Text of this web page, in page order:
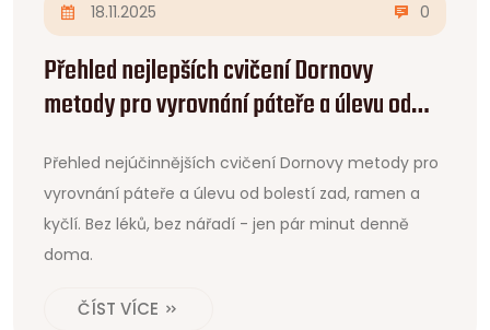
18.11.2025 0
Přehled nejlepších cvičení Dornovy
metody pro vyrovnání páteře a úlevu od
Přehled nejúčinnějších cvičení Dornovy metody pro
vyrovnání páteře a úlevu od bolestí zad, ramen a
kyčlí. Bez léků, bez nářadí - jen pár minut denně
doma.
ČÍST VÍCE